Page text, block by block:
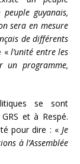
guyanais,
sera en mesure
de différents
«l’unité entre les
un programme,
se sont
et à Respé.
pour dire : « Je
à l’Assemblée